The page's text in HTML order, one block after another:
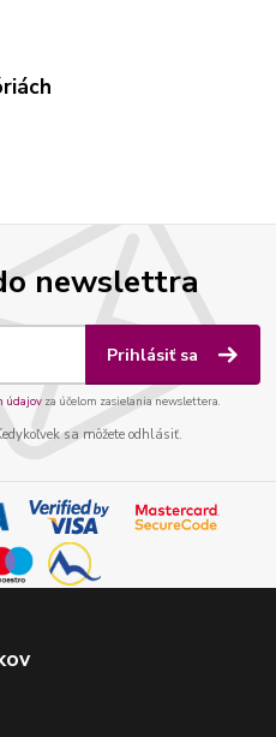
newslettra
Prihlásiť sa
údajov za účelom zasielania newslettera.
sa môžete odhlásiť.